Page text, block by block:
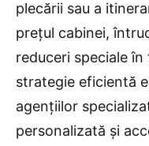
plecării sau a
prețul cabinei,
reduceri speciale
strategie eficientă
agențiilor
personalizată și